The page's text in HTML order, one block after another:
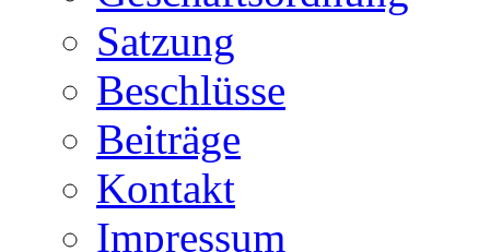
Satzung
Beschlüsse
Beiträge
Kontakt
Impressum